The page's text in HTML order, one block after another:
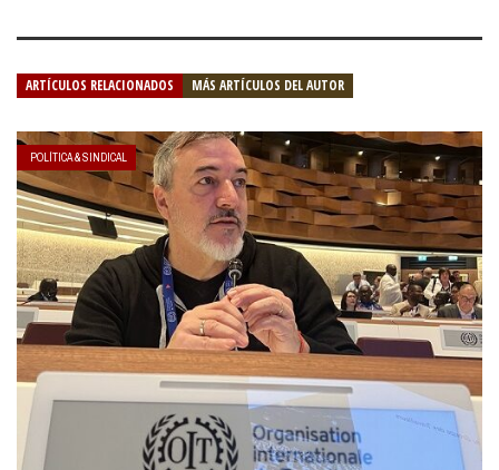
ARTÍCULOS RELACIONADOS MÁS ARTÍCULOS DEL AUTOR
POLÍTICA & SINDICAL